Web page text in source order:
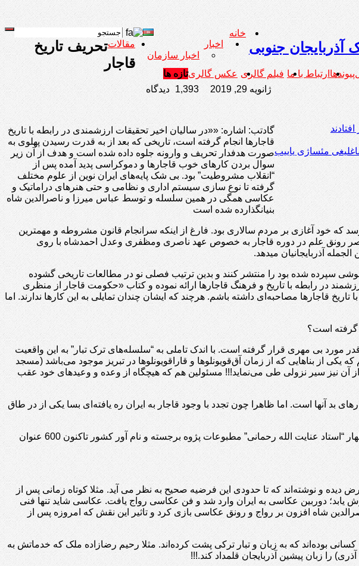
آذربایجان جنوبی
خانه
اخبار
اخبار سازمان
مقالات
پیوندها ارتباط با ما فیلم گالری عکس گالریتازه ها
مئساژی یاییب
تحریف تاریخ
قاجار
ژانویه 29, 2019 1,393 دیدگاه
گادتب: اشاره: ««در سالیان اخیر تحقیقات ارزشمندی در رابطه با تاریخ
قاجارها انجام گرفته است، تاریخی که بعد از به قدرت رسیدن پهلوی به
صورت هدفدار تحریف و وارونه جلوه داده شده است و هدف از آن زیر
سوال بردن کارهای خوب قاجارها و دموکراسی پدید آمده پس از
“انقلاب مشروطیت” بود. بی شک پایه‌های ایران نوین از علوم مختلف
گرفته تا نوع سازی سیستم اداری و نظامی و حتی هنرهای دراماتیک و
عکاسی همگی در همین سلسله و توسط عباس میرزا و ناصرالدین شاه
بنیانگذارده شده است
که خود آغازی بر مردم سالاری بود. فارغ از اینکه سرانجام قانون مشروطه و مهمترین
عصر رونق علم در دوره قاجار به خصوص عهد ناصری ومظفری وعدل احمدشاه با روی
آذربایجانیان میدهد.
سپرده شده بود را منتشر کنند و بدین ترتیب فصلی نو در مطالعات تاریخی گشوده
در رابطه با تاریخ و فرهنگ قاجارها ارائه نموده و کتاب «حکومت قاجار از منظری
قاجارها مصاحبه‌ای داشته باشم. هرچند که ایشان چندان تمایلی به این کارها ندارند. اما
گرفته است؟
مورد بی مهری قرار گرفته است. با اندک تاملی به “سلسله‌های ترک تبار” به این واقعیت
یکی از بناهایی که از زمان آق‌قویونلوها و قارا‌قویونلوها در تبریز موجود می‌باشد (مسجد
آن نیز سیر نزولی طی می‌نماید!!! مسئولین هم که هیچگاه از وعده و وعیدهای خود عقب
بد آنها است. اما ظاهرا چون تجدد با وجود قاجار به ایران ره یافته‌ای بسا یکی از در طاق
قاجاريه درب های دنیای مدرن را به سوی ايران بازکرد و این کشور محروسه را به آستانه دنيای نوین رساند. بنا به اظهار “استاد عنایت الله رحمانی” مطبوعات پژوه برجسته و نام آور کشور تاکنون 600 عنوان
دیده و نوشته‌اند که تا حدودی این فرضیه صحیح به نظر می آید. مثلا کوتاه زمانی پس از
یابد؛ دوربین عکاسی به ایران وارد شد و فن عکاسی رواج یافت. عکاسی شاید تنها فنی
شاه افزون بر رواج و رونق عکاسی بازی کرد و تاثیر این نقش که امروزه پس از
کسانی بوده‌اند که به زبان و تبار ترکی پشت کرده‌اند. مثلا رحیم رضازاده ملک که خدماتش به
را زبان پیشین آذربایجان قلمداد کند.!!!